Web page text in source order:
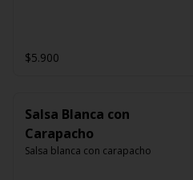
$5.900
Salsa Blanca con
Carapacho
Salsa blanca con carapacho